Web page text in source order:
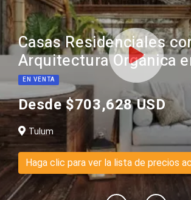
Casas Residenciales
Arquitectura Orgánica
EN VENTA
Desde $703,628 USD
Tulum
Haga clic para ver la lista de precios